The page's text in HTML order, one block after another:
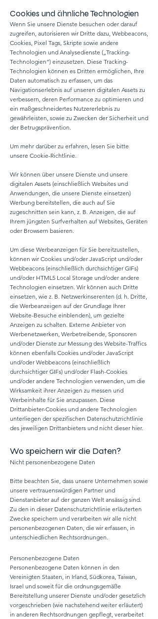
Cookies und ähnliche Technologien
Wenn Sie unsere Dienste besuchen oder darauf
zugreifen, autorisieren wir Dritte dazu, Webbeacons,
Cookies, Pixel Tags, Skripte sowie andere
Technologien und Analysedienste („Tracking-
Technologien“) einzusetzen. Diese Tracking-
Technologien können es Dritten ermöglichen, Ihre
Daten automatisch zu erfassen, um das
Navigationserlebnis auf unseren digitalen Assets zu
verbessern, deren Performance zu optimieren und
ein maßgeschneidertes Nutzererlebnis zu
gewährleisten, sowie zu Zwecken der Sicherheit und
der Betrugsprävention.
Um mehr darüber zu erfahren, lesen Sie bitte
unsere Cookie-Richtlinie.
Wir können über unsere Dienste und unsere
digitalen Assets (einschließlich Websites und
Anwendungen, die unsere Dienste einsetzen)
Werbung bereitstellen, die auch auf Sie
zugeschnitten sein kann, z. B. Anzeigen, die auf
Ihrem jüngsten Surfverhalten auf Websites, Geräten
oder Browsern basieren.
Um diese Werbeanzeigen für Sie bereitzustellen,
können wir Cookies und/oder JavaScript und/oder
Webbeacons (einschließlich durchsichtiger GIFs)
und/oder HTML5 Local Storage und/oder andere
Technologien einsetzen. Wir können auch Dritte
einsetzen, wie z. B. Netzwerkinserenten (d. h. Dritte,
die Werbeanzeigen auf der Grundlage Ihrer
Website-Besuche einblenden), um gezielte
Anzeigen zu schalten. Externe Anbieter von
Werbenetzwerken, Werbetreibende, Sponsoren
und/oder Dienste zur Messung des Website-Traffics
können ebenfalls Cookies und/oder JavaScript
und/oder Webbeacons (einschließlich
durchsichtiger GIFs) und/oder Flash-Cookies
und/oder andere Technologien verwenden, um die
Wirksamkeit ihrer Anzeigen zu messen und
Werbeinhalte für Sie anzupassen. Diese
Drittanbieter-Cookies und andere Technologien
unterliegen der spezifischen Datenschutzrichtlinie
des jeweiligen Drittanbieters und nicht dieser hier.
Wo speichern wir die Daten?
Nicht personenbezogene Daten
Bitte beachten Sie, dass unsere Unternehmen sowie
unsere vertrauenswürdigen Partner und
Dienstanbieter auf der ganzen Welt ansässig sind.
Zu den in dieser Datenschutzrichtlinie erläuterten
Zwecke speichern und verarbeiten wir alle nicht
personenbezogenen Daten, die wir erfassen, in
unterschiedlichen Rechtsordnungen.
Personenbezogene Daten
Personenbezogene Daten können in den
Vereinigten Staaten, in Irland, Südkorea, Taiwan,
Israel und soweit für die ordnungsgemäße
Bereitstellung unserer Dienste und/oder gesetzlich
vorgeschrieben (wie nachstehend weiter erläutert)
in anderen Rechtsordnungen gepflegt, verarbeitet